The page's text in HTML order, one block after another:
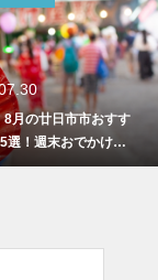
8月の津山市おすすめ
！週末おでかけガイ